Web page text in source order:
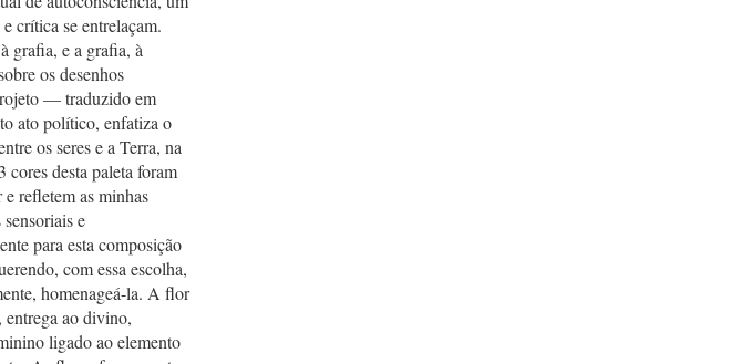
crítica se entrelaçam.
grafia, e a grafia, à
os desenhos
— traduzido em
ato político, enfatiza o
os seres e a Terra, na
cores desta paleta foram
refletem as minhas
e
para esta composição
com essa escolha,
homenageá-la. A flor
entrega ao divino,
ligado ao elemento